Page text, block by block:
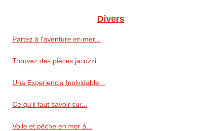
Divers
Partez à l'aventure en mer...
Trouvez des pièces jacuzzi...
Una Experiencia Inolvidable...
Ce qu’il faut savoir sur...
Voile et pêche en mer à...